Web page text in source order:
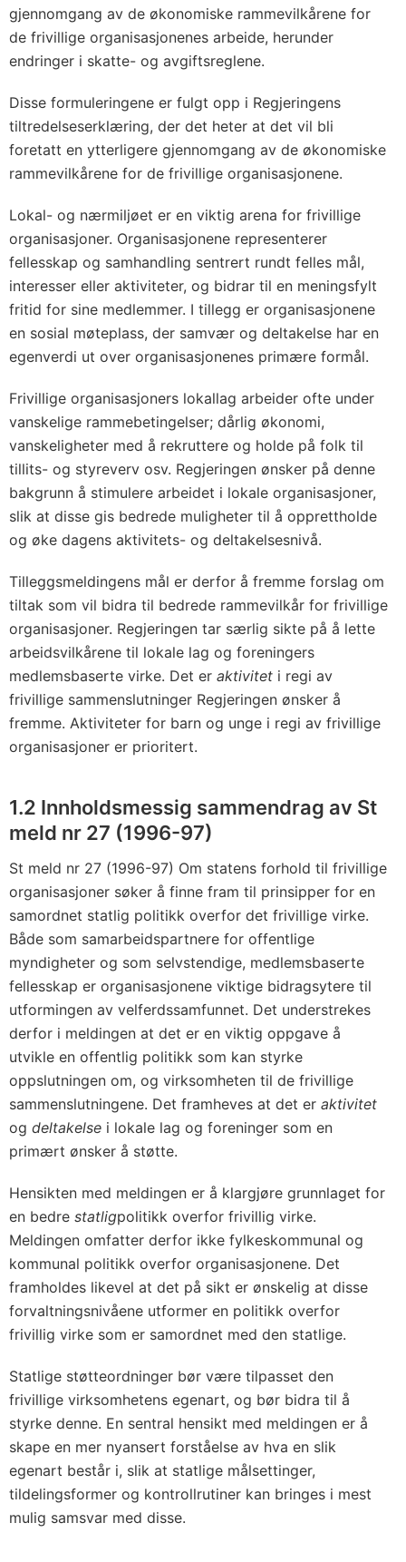
gjennomgang av de økonomiske rammevilkårene for
de frivillige organisasjonenes arbeide, herunder
endringer i skatte- og avgiftsreglene.
Disse formuleringene er fulgt opp i Regjeringens
tiltredelseserklæring, der det heter at det vil bli
foretatt en ytterligere gjennomgang av de økonomiske
rammevilkårene for de frivillige organisasjonene.
Lokal- og nærmiljøet er en viktig arena for frivillige
organisasjoner. Organisasjonene representerer
fellesskap og samhandling sentrert rundt felles mål,
interesser eller aktiviteter, og bidrar til en meningsfylt
fritid for sine medlemmer. I tillegg er organisasjonene
en sosial møteplass, der samvær og deltakelse har en
egenverdi ut over organisasjonenes primære formål.
Frivillige organisasjoners lokallag arbeider ofte under
vanskelige rammebetingelser; dårlig økonomi,
vanskeligheter med å rekruttere og holde på folk til
tillits- og styreverv osv. Regjeringen ønsker på denne
bakgrunn å stimulere arbeidet i lokale organisasjoner,
slik at disse gis bedrede muligheter til å opprettholde
og øke dagens aktivitets- og deltakelsesnivå.
Tilleggsmeldingens mål er derfor å fremme forslag om
tiltak som vil bidra til bedrede rammevilkår for frivillige
organisasjoner. Regjeringen tar særlig sikte på å lette
arbeidsvilkårene til lokale lag og foreningers
medlemsbaserte virke. Det er aktivitet i regi av
frivillige sammenslutninger Regjeringen ønsker å
fremme. Aktiviteter for barn og unge i regi av frivillige
organisasjoner er prioritert.
1.2 Innholdsmessig sammendrag av St
meld nr 27 (1996-97)
St meld nr 27 (1996-97) Om statens forhold til frivillige
organisasjoner søker å finne fram til prinsipper for en
samordnet statlig politikk overfor det frivillige virke.
Både som samarbeidspartnere for offentlige
myndigheter og som selvstendige, medlemsbaserte
fellesskap er organisasjonene viktige bidragsytere til
utformingen av velferdssamfunnet. Det understrekes
derfor i meldingen at det er en viktig oppgave å
utvikle en offentlig politikk som kan styrke
oppslutningen om, og virksomheten til de frivillige
sammenslutningene. Det framheves at det er aktivitet
og deltakelse i lokale lag og foreninger som en
primært ønsker å støtte.
Hensikten med meldingen er å klargjøre grunnlaget for
en bedre statligpolitikk overfor frivillig virke.
Meldingen omfatter derfor ikke fylkeskommunal og
kommunal politikk overfor organisasjonene. Det
framholdes likevel at det på sikt er ønskelig at disse
forvaltningsnivåene utformer en politikk overfor
frivillig virke som er samordnet med den statlige.
Statlige støtteordninger bør være tilpasset den
frivillige virksomhetens egenart, og bør bidra til å
styrke denne. En sentral hensikt med meldingen er å
skape en mer nyansert forståelse av hva en slik
egenart består i, slik at statlige målsettinger,
tildelingsformer og kontrollrutiner kan bringes i mest
mulig samsvar med disse.